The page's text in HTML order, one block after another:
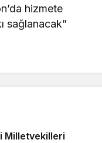
hizmete
sağlanacak”
Milletvekilleri